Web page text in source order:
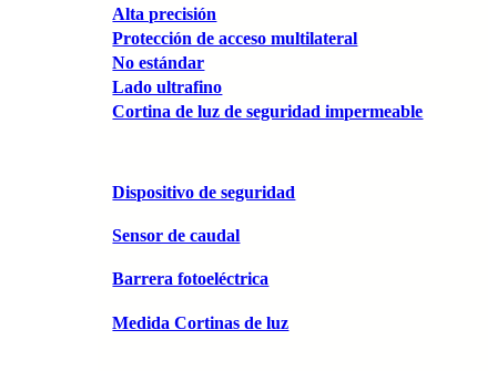
Alta precisión
Protección de acceso multilateral
No estándar
Lado ultrafino
Cortina de luz de seguridad impermeable
Dispositivo de seguridad
Sensor de caudal
Barrera fotoeléctrica
Medida Cortinas de luz